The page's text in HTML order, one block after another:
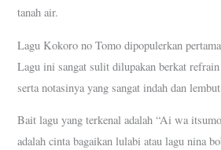
tanah air.
Lagu Kokoro no Tomo dipopulerkan
Lagu ini sangat sulit dilupakan berkat
serta notasinya yang sangat indah dan
Bait lagu yang terkenal adalah “Ai wa
adalah cinta bagaikan lulabi atau lagu nina